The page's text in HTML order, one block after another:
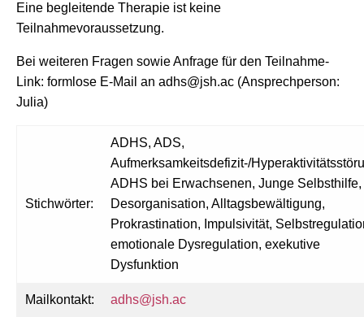
Eine begleitende Therapie ist keine
Teilnahmevoraussetzung.
Bei weiteren Fragen sowie Anfrage für den Teilnahme-
Link: formlose E-Mail an adhs@jsh.ac (Ansprechperson:
Julia)
Stichwörter:
ADHS, ADS,
Aufmerksamkeitsdefizit-/
ADHS bei Erwachsenen, Junge Selbsthilfe,
Desorganisation, Alltagsbewältigung,
Prokrastination, Impulsivität,
emotionale Dysregulation, exekutive
Dysfunktion
Mailkontakt: adhs@jsh.ac